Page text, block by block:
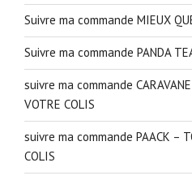
Suivre ma commande MIEUX
Suivre ma commande PANDA
suivre ma commande
VOTRE COLIS
suivre ma commande PAACK –
COLIS